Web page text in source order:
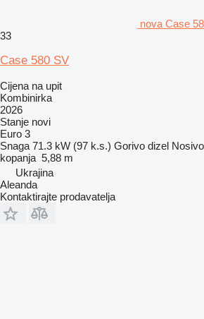
nova Case
33
Case 580 SV
Cijena na upit
Kombinirka
2026
Stanje novi
Euro 3
Snaga 71.3 kW (97 k.s.) Gorivo dizel
kopanja 5,88 m
Ukrajina
Aleanda
Kontaktirajte prodavatelja